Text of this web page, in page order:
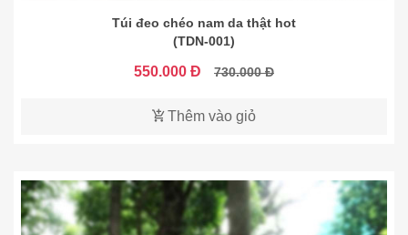
Túi đeo chéo nam da thật hot
(TDN-001)
550.000 Đ 730.000 Đ
Thêm vào giỏ